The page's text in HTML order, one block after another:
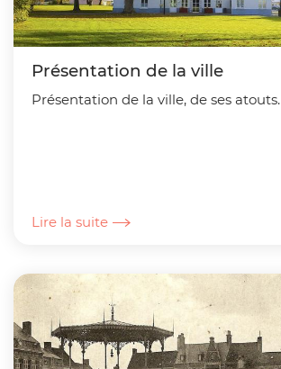
Présentation de la ville
Présentation de la ville, de ses atouts.
Lire la suite